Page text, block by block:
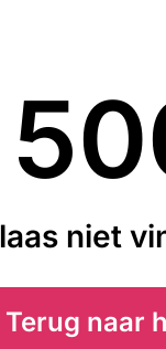
niet
Terug naar